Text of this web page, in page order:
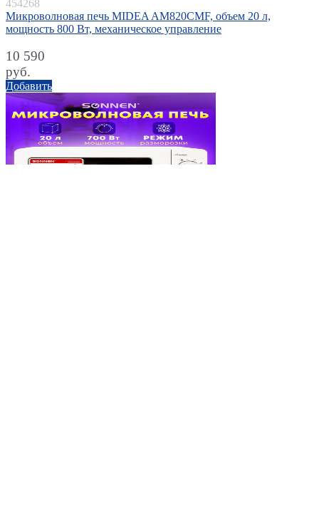
454268
Микроволновая печь MIDEA AM820CMF, объем 20 л,
мощность 800 Вт, механическое управление
10 590
руб.
Добавить